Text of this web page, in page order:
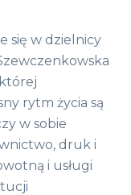
się w dzielnicy
rytm życia są
w sobie
druk i
i usługi